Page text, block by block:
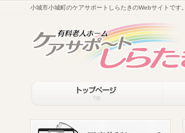
小城市小城町のケアサポートしらたきのWebサイトです。